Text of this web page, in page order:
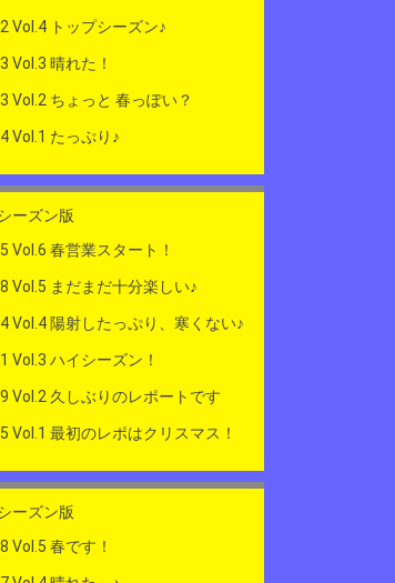
Vol.4 トップシーズン♪
Vol.3 晴れた！
Vol.2 ちょっと 春っぽい？
Vol.1 たっぷり♪
ーズン版
Vol.6 春営業スタート！
Vol.5 まだまだ十分楽しい♪
Vol.4 陽射したっぷり、寒くない♪
Vol.3 ハイシーズン！
Vol.2 久しぶりのレポートです
Vol.1 最初のレポはクリスマス！
ーズン版
Vol.5 春です！